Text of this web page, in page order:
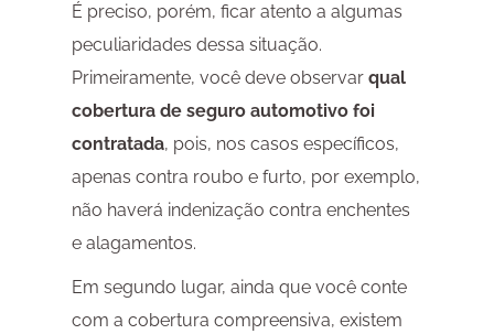
É preciso, porém, ficar atento a algumas
peculiaridades dessa situação.
Primeiramente, você deve observar qual
cobertura de seguro automotivo foi
contratada, pois, nos casos específicos,
apenas contra roubo e furto, por exemplo,
não haverá indenização contra enchentes
e alagamentos.
Em segundo lugar, ainda que você conte
com a cobertura compreensiva, existem